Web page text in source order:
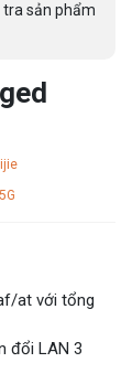
tra sản phẩm
at với tổng
đổi LAN 3